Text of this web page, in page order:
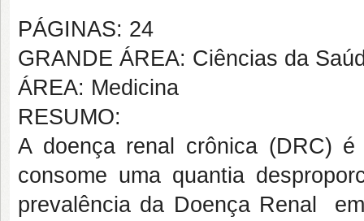
PÁGINAS: 24
GRANDE ÁREA: Ciências da
ÁREA: Medicina
RESUMO:
A doença renal crônica (DRC)
consome uma quantia
prevalência da Doença Renal